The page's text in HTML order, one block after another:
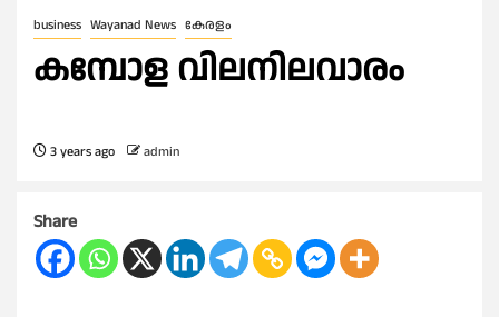
business Wayanad News കേരളം
കമ്പോള വിലനിലവാരം
3 years ago admin
Share